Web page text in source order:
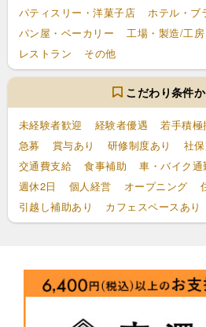
パティスリー・洋菓子店 ホテル・ブ
パン屋・ベーカリー
工場・製造/工房
レストラン
その他
こだわり条件
未経験者歓迎 経験者優遇 若手積極
急募
賞与あり 研修制度あり 社
交通費支給
食事補助 車・バイク通
週休2日
個人経営 オープニング
引越し補助あり
カフェスペースあり